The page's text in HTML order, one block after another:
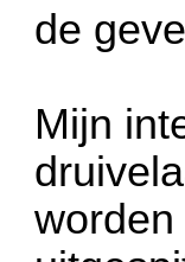
de
Mijn